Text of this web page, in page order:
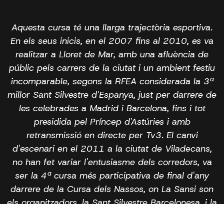
Aquesta cursa té una llarga trajectòria esportiva.
En els seus inicis, en el 2007 fins al 2010, es va
realitzar a Lloret de Mar, amb una afluència de
públic pels carrers de la ciutat i un ambient festiu
incomparable, segons la RFEA considerada la 3ª
millor Sant Silvestre d'Espanya, just per darrere de
les celebrades a Madrid i Barcelona, fins i tot
presidida pel Príncep d'Astúries i amb
retransmissió en directe per Tv3. El canvi
d'escenari en el 2011 a la ciutat de Viladecans,
no han fet variar l'entusiasme dels corredors, va
ser la 4ª cursa més participativa de final d'any
darrere de la Cursa dels Nassos, on La Sansi son